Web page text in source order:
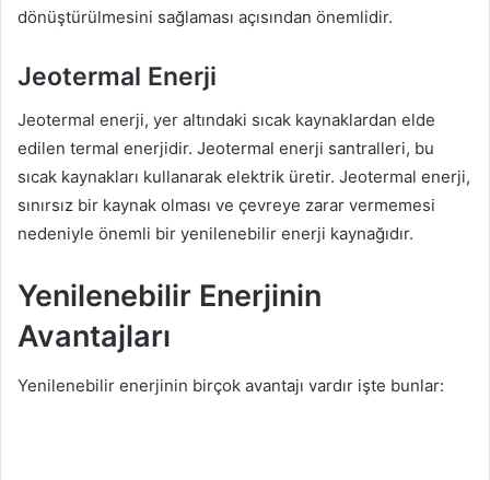
dönüştürülmesini sağlaması açısından önemlidir.
Jeotermal Enerji
Jeotermal enerji, yer altındaki sıcak kaynaklardan elde
edilen termal enerjidir. Jeotermal enerji santralleri, bu
sıcak kaynakları kullanarak elektrik üretir. Jeotermal enerji,
sınırsız bir kaynak olması ve çevreye zarar vermemesi
nedeniyle önemli bir yenilenebilir enerji kaynağıdır.
Yenilenebilir Enerjinin
Avantajları
Yenilenebilir enerjinin birçok avantajı vardır işte bunlar: